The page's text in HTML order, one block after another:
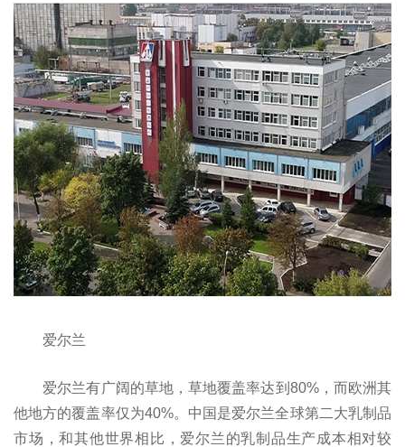
爱尔兰
爱尔兰有广阔的草地，草地覆盖率达到80%，而欧洲其
他地方的覆盖率仅为40%。中国是爱尔兰全球第二大乳制品
市场，和其他世界相比，爱尔兰的乳制品生产成本相对较